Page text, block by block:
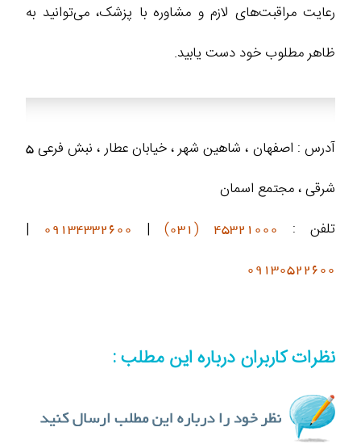
رعایت مراقبت‌های لازم و مشاوره با پزشک، می‌توانید به
ظاهر مطلوب خود دست یابید.
آدرس : اصفهان ، شاهین شهر ، خیابان عطار ، نبش فرعی 5
شرقی ، مجتمع اسمان
تلفن : 45321000 (031)
|
09134332600
|
09130522600
نظرات کاربران درباره این مطلب :